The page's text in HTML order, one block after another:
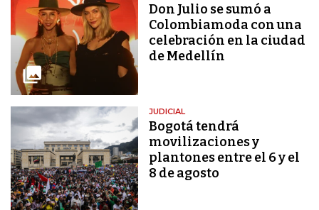
Don Julio se sumó a
Colombiamoda con una
celebración en la ciudad
de Medellín
JUDICIAL
Bogotá tendrá
movilizaciones y
plantones entre el 6 y el
8 de agosto